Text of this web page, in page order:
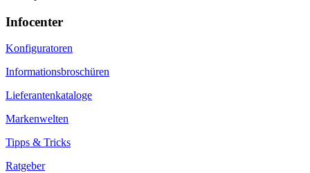
Infocenter
Konfiguratoren
Informationsbroschüren
Lieferantenkataloge
Markenwelten
Tipps & Tricks
Ratgeber